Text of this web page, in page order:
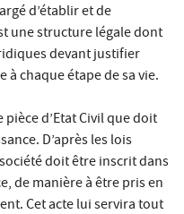
d’établir et de
une structure légale dont
devant justifier
chaque étape de sa vie.
pièce d’Etat Civil que doit
D’après les lois
doit être inscrit dans
de manière à être pris en
Cet acte lui servira tout